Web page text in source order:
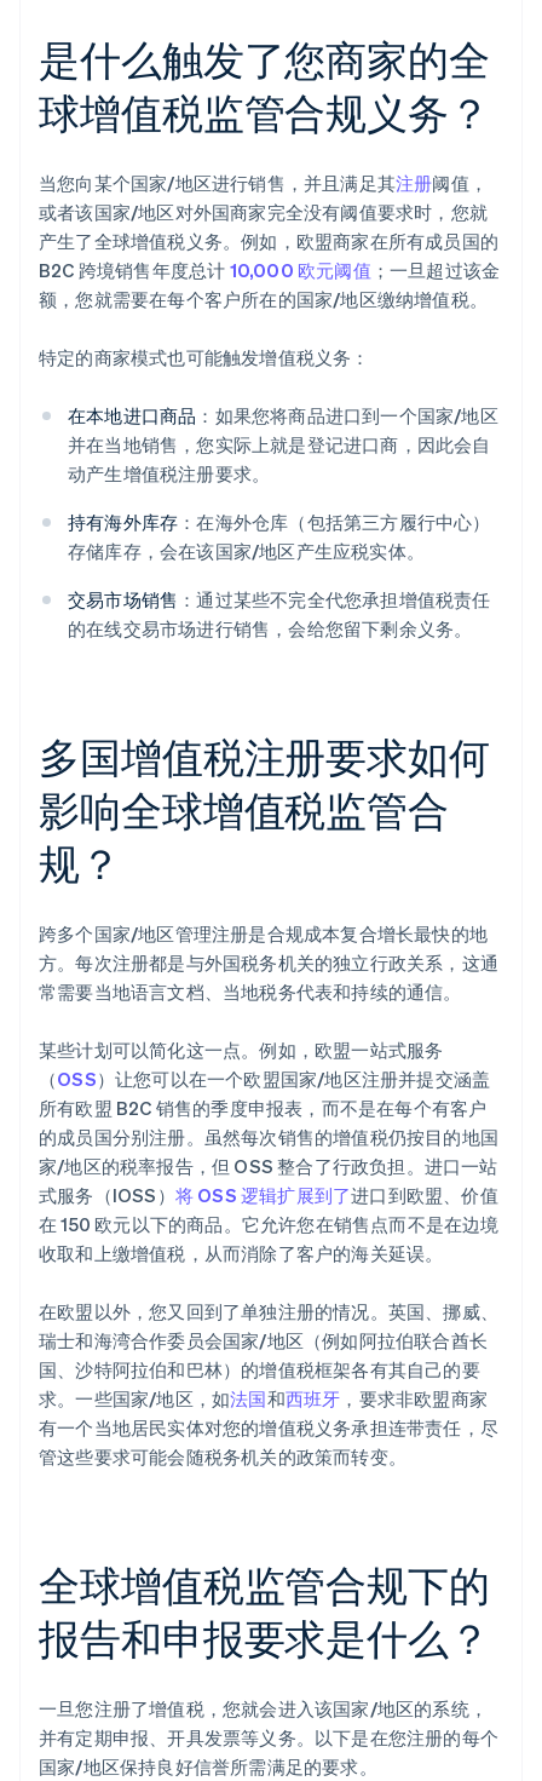
是什么触发了您商家的全
球增值税监管合规义务？
当您向某个国家/地区进行销售，并且满足其注册阈值，
或者该国家/地区对外国商家完全没有阈值要求时，您就
产生了全球增值税义务。例如，欧盟商家在所有成员国的
B2C 跨境销售年度总计 10,000 欧元阈值 ；一旦超过该金
额，您就需要在每个客户所在的国家/地区缴纳增值税。
特定的商家模式也可能触发增值税义务：
在本地进口商品 ：如果您将商品进口到一个国家/地区
并在当地销售，您实际上就是登记进口商，因此会自
动产生增值税注册要求。
持有海外库存 ：在海外仓库（包括第三方履行中心）
存储库存，会在该国家/地区产生应税实体。
交易市场销售 ：通过某些不完全代您承担增值税责任
的在线交易市场进行销售，会给您留下剩余义务。
多国增值税注册要求如何
影响全球增值税监管合
规？
跨多个国家/地区管理注册是合规成本复合增长最快的地
方。每次注册都是与外国税务机关的独立行政关系，这通
常需要当地语言文档、当地税务代表和持续的通信。
某些计划可以简化这一点。例如，欧盟一站式服务
（OSS）让您可以在一个欧盟国家/地区注册并提交涵盖
所有欧盟 B2C 销售的季度申报表，而不是在每个有客户
的成员国分别注册。虽然每次销售的增值税仍按目的地国
家/地区的税率报告，但 OSS 整合了行政负担。进口一站
式服务（IOSS） 将 OSS 逻辑扩展到了进口到欧盟、价值
在 150 欧元以下的商品。它允许您在销售点而不是在边境
收取和上缴增值税，从而消除了客户的海关延误。
在欧盟以外，您又回到了单独注册的情况。英国、挪威、
瑞士和海湾合作委员会国家/地区（例如阿拉伯联合酋长
国、沙特阿拉伯和巴林）的增值税框架各有其自己的要
求。一些国家/地区，如法国和西班牙 ，要求非欧盟商家
有一个当地居民实体对您的增值税义务承担连带责任，尽
管这些要求可能会随税务机关的政策而转变。
全球增值税监管合规下的
报告和申报要求是什么？
一旦您注册了增值税，您就会进入该国家/地区的系统，
并有定期申报、开具发票等义务。以下是在您注册的每个
国家/地区保持良好信誉所需满足的要求。